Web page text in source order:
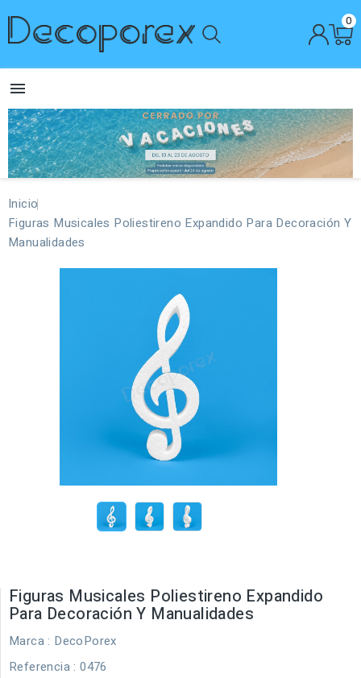
0

Inicio
Figuras Musicales Poliestireno Expandido Para Decoración Y
Manualidades
Figuras Musicales Poliestireno Expandido
Para Decoración Y Manualidades
Marca : DecoPorex
Referencia : 0476